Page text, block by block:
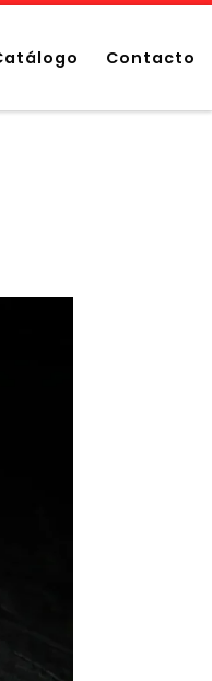
Contacto